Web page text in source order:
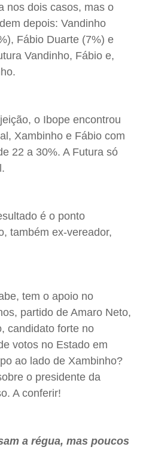
nos dois casos, mas o
depois: Vandinho
Fábio Duarte (7%) e
Vandinho, Fábio e,
o Ibope encontrou
Xambinho e Fábio com
22 a 30%. A Futura só
é o ponto
também ex-vereador,
tem o apoio no
partido de Amaro Neto,
candidato forte no
votos no Estado em
ao lado de Xambinho?
o presidente da
A conferir!
a régua, mas poucos